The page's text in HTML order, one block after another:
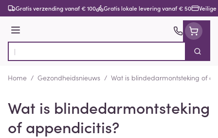
Ga naar de inhoud
Gratis verzending vanaf € 100 Gratis lokale levering vanaf € 50
Menu
Product, merk, categorie...
Zoek
Home / Gezondheidsnieuws / Wat is blindedarmontsteking of
Wat is blindedarmontsteking
of appendicitis?